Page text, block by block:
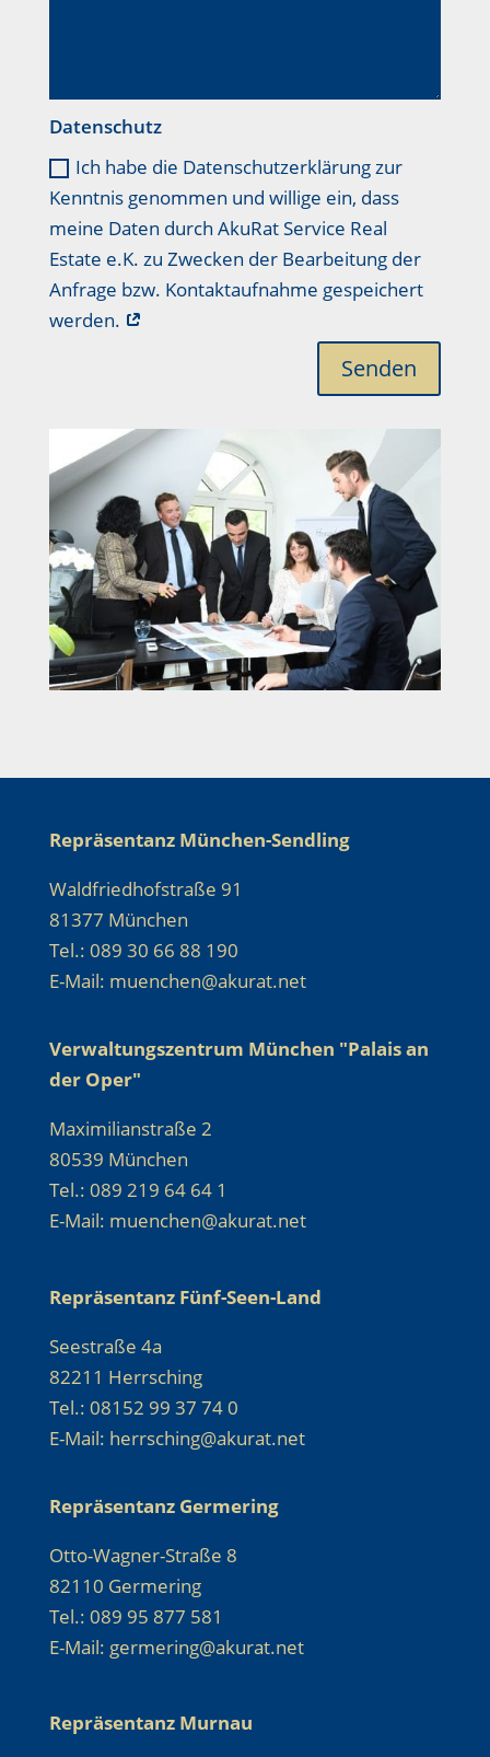
Datenschutz
Ich habe die Datenschutzerklärung zur
Kenntnis genommen und willige ein, dass
meine Daten durch AkuRat Service Real
Estate e.K. zu Zwecken der Bearbeitung der
Anfrage bzw. Kontaktaufnahme gespeichert
werden.
Senden
Repräsentanz München-Sendling
Waldfriedhofstraße 91
81377 München
Tel.: 089 30 66 88 190
E-Mail: muenchen@akurat.net
Verwaltungszentrum München "Palais an
der Oper"
Maximilianstraße 2
80539 München
Tel.: 089 219 64 64 1
E-Mail: muenchen@akurat.net
Repräsentanz Fünf-Seen-Land
Seestraße 4a
82211 Herrsching
Tel.: 08152 99 37 74 0
E-Mail: herrsching@akurat.net
Repräsentanz Germering
Otto-Wagner-Straße 8
82110 Germering
Tel.: 089 95 877 581
E-Mail: germering@akurat.net
Repräsentanz Murnau